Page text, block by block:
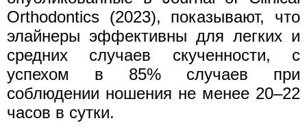
Orthodontics (2023), показывают, что
элайнеры эффективны для легких и
средних случаев скученности, с
успехом в 85% случаев при
соблюдении ношения не менее 20–22
часов в сутки.